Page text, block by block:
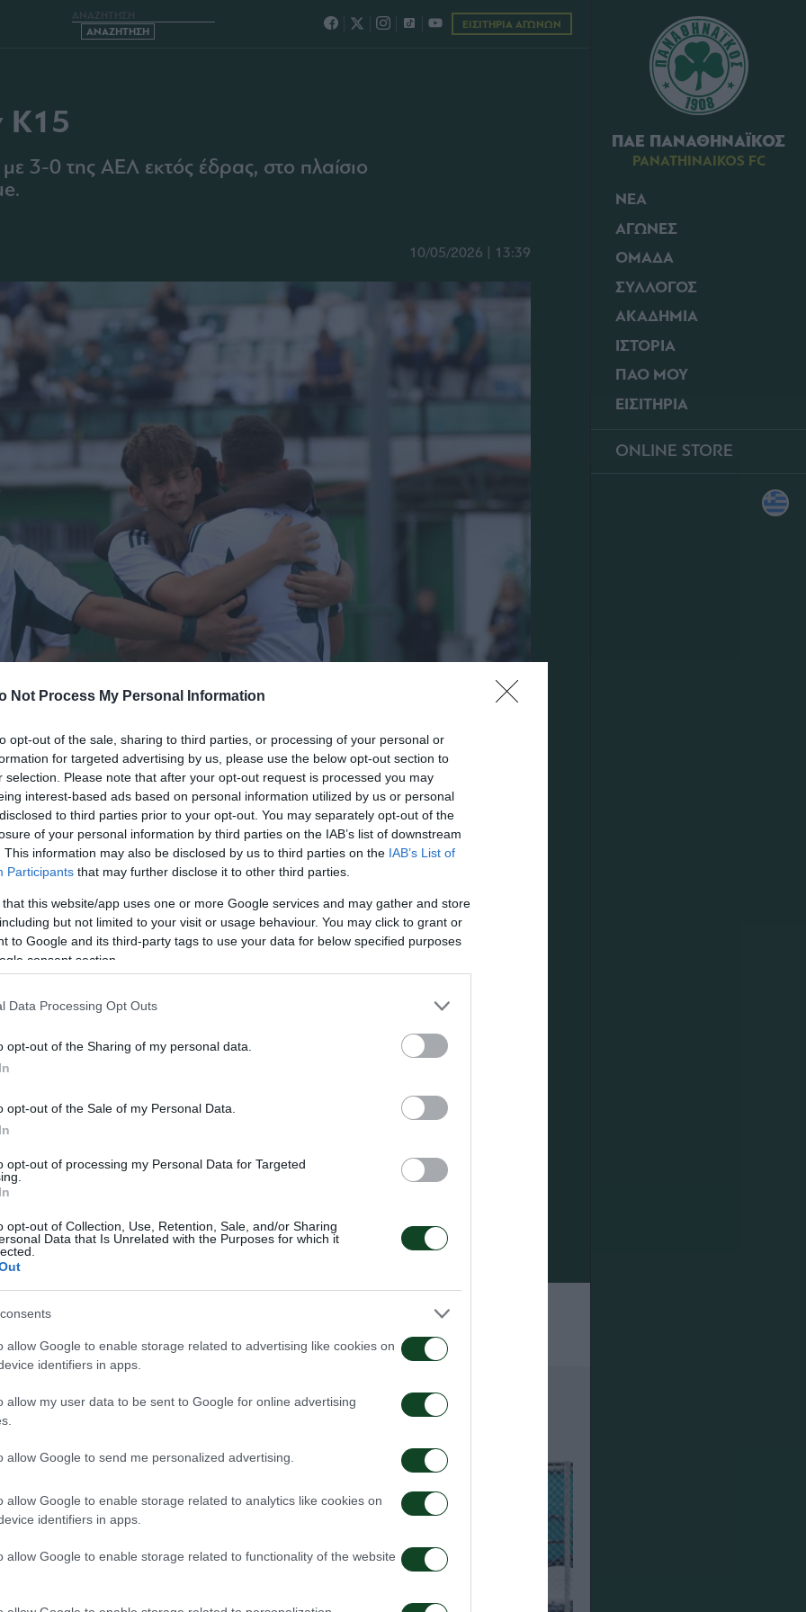
Not Process My Personal Information
opt-out of the sale, sharing to third parties, or processing of your personal or
for targeted advertising by us, please use the below opt-out section to
selection. Please note that after your opt-out request is processed you may
interest-based ads based on personal information utilized by us or personal
to third parties prior to your opt-out. You may separately opt-out of the
of your personal information by third parties on the IAB’s list of downstream
This information may also be disclosed by us to third parties on the IAB’s List of
Participants that may further disclose it to other third parties.
that this website/app uses one or more Google services and may gather and store
but not limited to your visit or usage behaviour. You may click to grant or
to Google and its third-party tags to use your data for below specified purposes
consent section.
Data Processing Opt Outs
opt-out of the Sharing of my personal data.
opt-out of the Sale of my Personal Data.
opt-out of processing my Personal Data for Targeted
opt-out of Collection, Use, Retention, Sale, and/or Sharing
Data that Is Unrelated with the Purposes for which it
allow Google to enable storage related to advertising like cookies on
identifiers in apps.
allow my user data to be sent to Google for online advertising
allow Google to send me personalized advertising.
allow Google to enable storage related to analytics like cookies on
identifiers in apps.
allow Google to enable storage related to functionality of the website
ΠΑΕ ΠΑΝΑΘΗΝΑΪΚΟΣ
PANATHINAIKOS FC
ΝΕΑ
ΑΓΩΝΕΣ
ΟΜΑΔΑ
ΣΥΛΛΟΓΟΣ
ΑΚΑΔΗΜΙΑ
ΙΣΤΟΡΙΑ
ΠΑΟ ΜΟΥ
ΕΙΣΙΤΗΡΙΑ
ONLINE STORE
ΓΙΑ ΤΗΝ Κ15 ΕΙΣΙΤΗΡΙΑ ΑΓΩΝΩΝ
Κ15
3-0 της ΑΕΛ εκτός έδρας, στο πλαίσιο
10/05/2026 | 13:39
στο 10ο λεπτό, όταν ο Μωϋσιάδης εκμεταλλεύτηκε την ασίστ
στον ίδιο ρυθμό και διεύρυναν το προβάδισμά τους στο 57’.
όταν ο Πετρίδης βγήκε στην πλάτη της άμυνας μετά από
ιδανικά τη φάση.
Μπέμπος, Μάνθος, Ντίμπρα, Χατζής, Καλογερόπουλος,
Ρεμούνδος, Λάμπρος (69’ Χρυσανθόπουλος),
(69’ Ουγκουρεάνου), Μωϋσιάδης, Αντωνιάδης (52’ Πετρίδης).